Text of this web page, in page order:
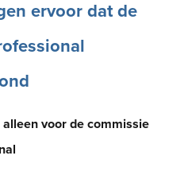
ervoor dat de
voor de commissie